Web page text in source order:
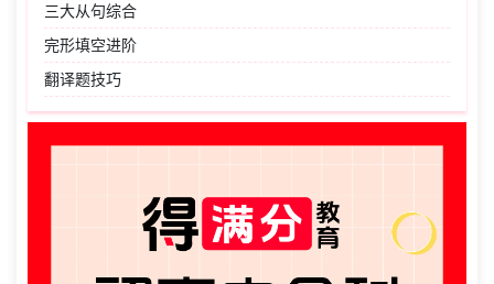
三大从句综合
完形填空进阶
翻译题技巧